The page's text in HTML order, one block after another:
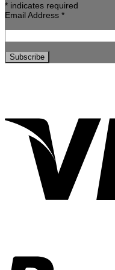
* indicates required
Email Address *